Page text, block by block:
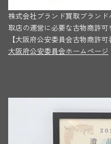
株式会社ブランド買取ブラン
取店の運営に必要な古物商許可
【大阪府公安委員会古物商許
大阪府公安委員会ホームページ